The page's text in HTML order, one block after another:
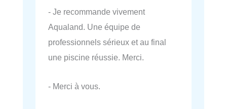
- Je recommande vivement
Aqualand. Une équipe de
professionnels sérieux et au final
une piscine réussie. Merci.
- Merci à vous.